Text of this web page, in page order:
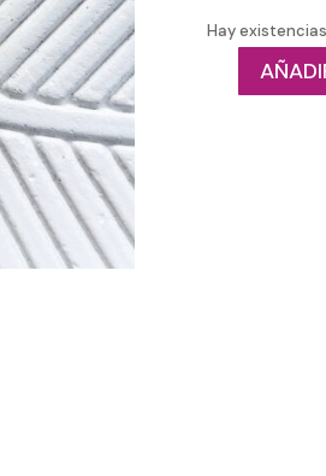
Hay existencias
PENDIENTE